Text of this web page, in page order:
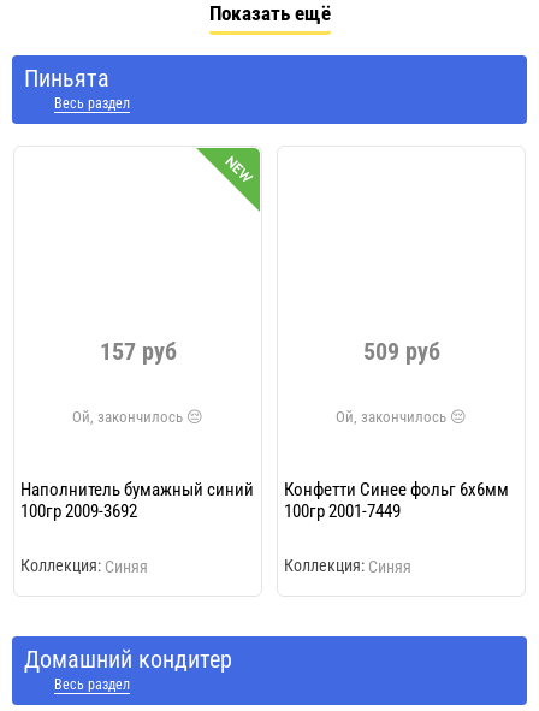
Показать ещё
Пиньята
Весь раздел
157 руб
Наполнитель бумажный синий
100гр 2009-3692
Коллекция: Синяя
509 руб
Конфетти Синее фольг 6х6мм
100гр 2001-7449
Коллекция: Синяя
Домашний кондитер
Весь раздел